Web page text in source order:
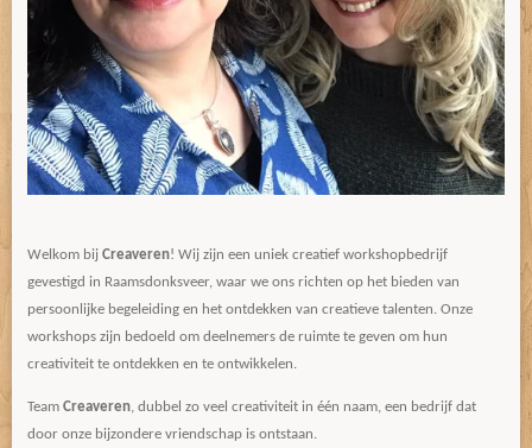
Welkom bij Creaveren! Wij zijn een uniek creatief workshopbedrijf
gevestigd in Raamsdonksveer, waar we ons richten op het bieden van
persoonlijke begeleiding en het ontdekken van creatieve talenten. Onze
workshops zijn bedoeld om deelnemers de ruimte te geven om hun
creativiteit te ontdekken en te ontwikkelen.
Team Creaveren, dubbel zo veel creativiteit in één naam, een bedrijf dat
door onze bijzondere vriendschap is ontstaan.